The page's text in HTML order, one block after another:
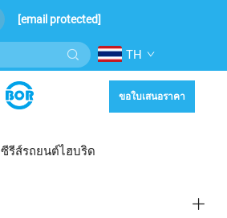
[email protected]
TH
ขอใบเสนอราคา
ซีรีส์รถยนต์ไฮบริด